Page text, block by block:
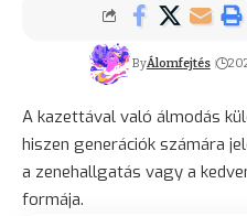
ByÁlomfejtés
A kazettával való álmodás
hiszen generációk számára
a zenehallgatás vagy a
formája.